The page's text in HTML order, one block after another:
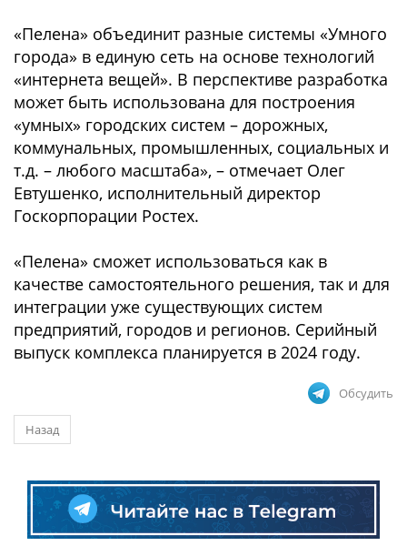
«Пелена» объединит разные системы «Умного
города» в единую сеть на основе технологий
«интернета вещей». В перспективе разработка
может быть использована для построения
«умных» городских систем – дорожных,
коммунальных, промышленных, социальных и
т.д. – любого масштаба», – отмечает Олег
Евтушенко, исполнительный директор
Госкорпорации Ростех.
«Пелена» сможет использоваться как в
качестве самостоятельного решения, так и для
интеграции уже существующих систем
предприятий, городов и регионов. Серийный
выпуск комплекса планируется в 2024 году.
Обсудить
Назад